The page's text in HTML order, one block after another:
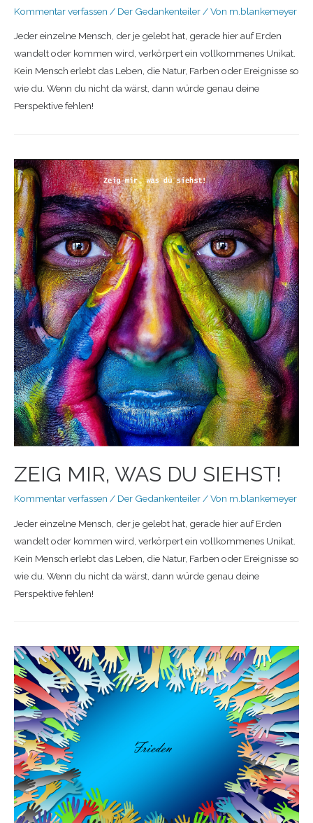
Kommentar verfassen / Der Gedankenteiler / Von m.blankemeyer
Jeder einzelne Mensch, der je gelebt hat, gerade hier auf Erden
wandelt oder kommen wird, verkörpert ein vollkommenes Unikat.
Kein Mensch erlebt das Leben, die Natur, Farben oder Ereignisse so
wie du. Wenn du nicht da wärst, dann würde genau deine
Perspektive fehlen!
ZEIG MIR, WAS DU SIEHST!
Kommentar verfassen / Der Gedankenteiler / Von m.blankemeyer
Jeder einzelne Mensch, der je gelebt hat, gerade hier auf Erden
wandelt oder kommen wird, verkörpert ein vollkommenes Unikat.
Kein Mensch erlebt das Leben, die Natur, Farben oder Ereignisse so
wie du. Wenn du nicht da wärst, dann würde genau deine
Perspektive fehlen!